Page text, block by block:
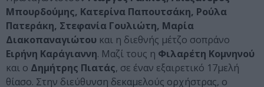
Μπουρδούμης, Κατερίνα Παπουτσάκη, Ρούλα
Πατεράκη, Στεφανία Γουλιώτη, Μαρία
Διακοπαναγιώτου και η διεθνής μέτζο σοπράνο
Ειρήνη Καράγιαννη. Μαζί τους η Φιλαρέτη Κομνηνού
και ο Δημήτρης Πιατάς, σε έναν εξαιρετικό 17μελή
θίασο. Στην διεύθυνση δεκαμελούς ορχήστρας, ο